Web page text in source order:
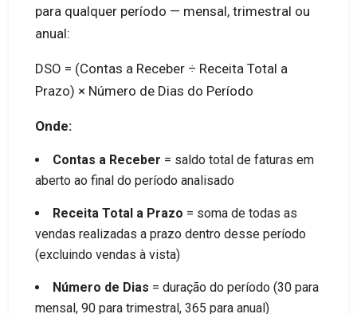
para qualquer período — mensal, trimestral ou
anual:
DSO = (Contas a Receber ÷ Receita Total a
Prazo) × Número de Dias do Período
Onde:
Contas a Receber = saldo total de faturas em
aberto ao final do período analisado
Receita Total a Prazo = soma de todas as
vendas realizadas a prazo dentro desse período
(excluindo vendas à vista)
Número de Dias = duração do período (30 para
mensal, 90 para trimestral, 365 para anual)